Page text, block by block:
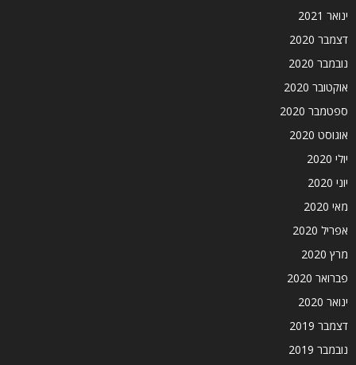
ינואר 2021
דצמבר 2020
נובמבר 2020
אוקטובר 2020
ספטמבר 2020
אוגוסט 2020
יולי 2020
יוני 2020
מאי 2020
אפריל 2020
מרץ 2020
פברואר 2020
ינואר 2020
דצמבר 2019
נובמבר 2019